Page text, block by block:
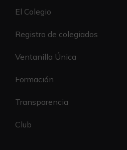
El Colegio
Registro de colegiados
Ventanilla Única
Formación
Transparencia
Club